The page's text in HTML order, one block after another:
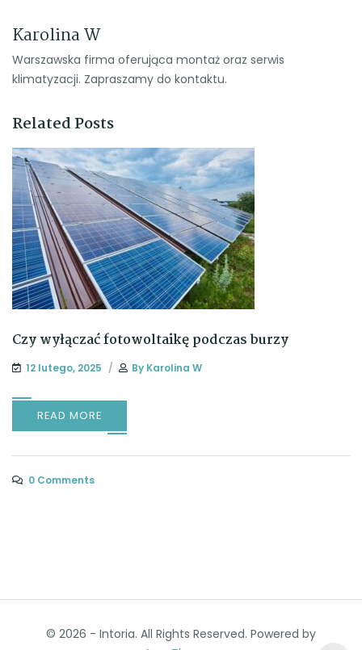
Karolina W
Warszawska firma oferująca montaż oraz serwis
klimatyzacji. Zapraszamy do kontaktu.
Related Posts
Czy wyłączać fotowoltaikę podczas burzy
12 lutego, 2025 By Karolina W
READ MORE
0 Comments
© 2026 - Intoria. All Rights Reserved. Powered by